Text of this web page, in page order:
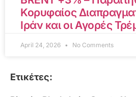
Κορυφαίος
Ιράν και οι Αγορές
April 24, 2026 No Comments
Ετικέτες: